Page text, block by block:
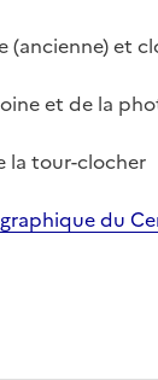
(ancienne) et
et de la
la tour-clocher
du